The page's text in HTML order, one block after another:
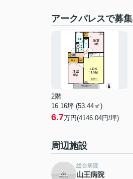
アークパレスで募
2階
16.16坪 (53.44㎡)
6.7万円(4146.04円/坪)
周辺施設
総合病院
山王病院